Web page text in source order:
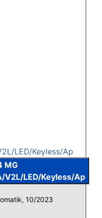
MG
V2L/LED/Keyless/Ap
10/2023